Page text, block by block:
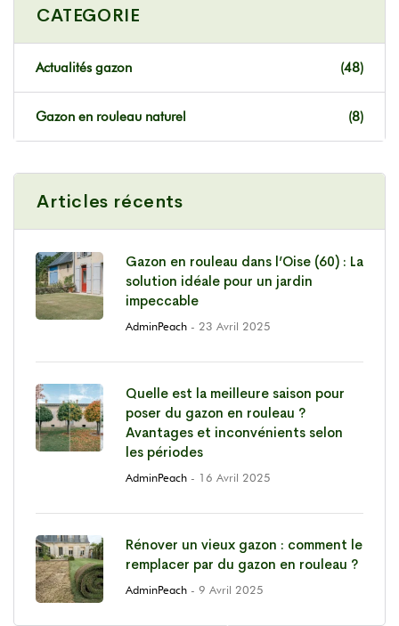
CATEGORIE
Actualités gazon (48)
Gazon en rouleau naturel (8)
Articles récents
Gazon en rouleau dans l’Oise (60) : La
solution idéale pour un jardin
impeccable
AdminPeach - 23 Avril 2025
Quelle est la meilleure saison pour
poser du gazon en rouleau ?
Avantages et inconvénients selon
les périodes
AdminPeach - 16 Avril 2025
Rénover un vieux gazon : comment le
remplacer par du gazon en rouleau ?
AdminPeach - 9 Avril 2025